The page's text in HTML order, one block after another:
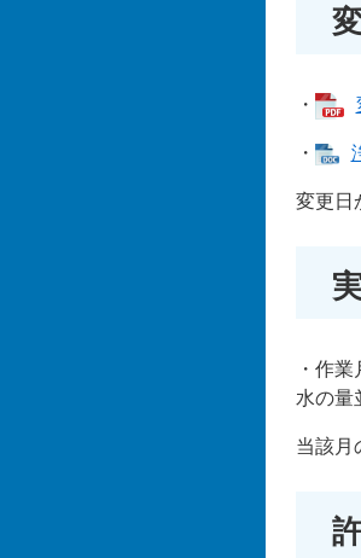
・
・
変更日
・作
水の量
当該月